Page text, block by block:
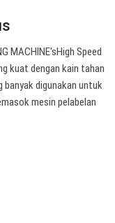
MACHINE'sHigh Speed
kuat dengan kain tahan
banyak digunakan untuk
mesin pelabelan